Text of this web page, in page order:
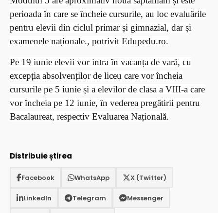
perioada în care se încheie cursurile, au loc evaluările
pentru elevii din ciclul primar și gimnazial, dar și
examenele naționale., potrivit Edupedu.ro.
Pe 19 iunie elevii vor intra în vacanța de vară, cu
excepția absolvenților de liceu care vor încheia
cursurile pe 5 iunie și a elevilor de clasa a VIII-a care
vor încheia pe 12 iunie, în vederea pregătirii pentru
Bacalaureat, respectiv Evaluarea Națională.
Distribuie știrea
Facebook WhatsApp X (Twitter)
LinkedIn Telegram Messenger